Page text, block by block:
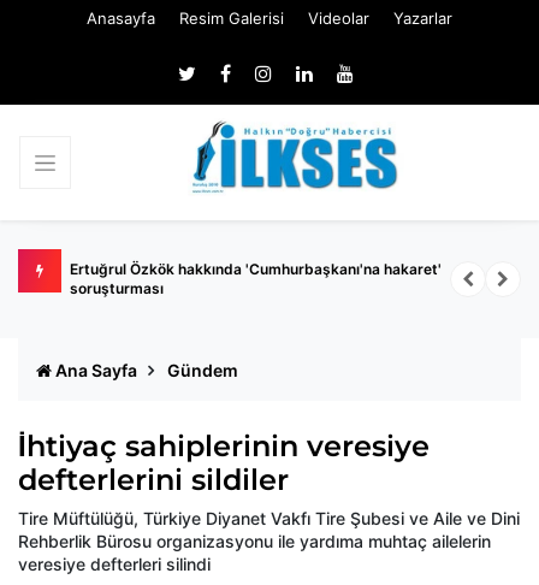
Anasayfa Resim Galerisi Videolar Yazarlar
belli
Ertuğrul Özkök hakkında 'Cumhurbaşkanı'na hakaret'
soruşturması
Ana Sayfa Gündem
İhtiyaç sahiplerinin veresiye
defterlerini sildiler
Tire Müftülüğü, Türkiye Diyanet Vakfı Tire Şubesi ve Aile ve Dini
Rehberlik Bürosu organizasyonu ile yardıma muhtaç ailelerin
veresiye defterleri silindi